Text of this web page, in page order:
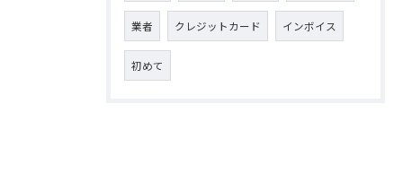
業者 クレジットカード インボイス
初めて